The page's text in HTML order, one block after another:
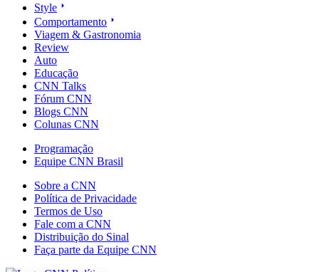
Style
Comportamento
Viagem & Gastronomia
Review
Auto
Educação
CNN Talks
Fórum CNN
Blogs CNN
Colunas CNN
Programação
Equipe CNN Brasil
Sobre a CNN
Política de Privacidade
Termos de Uso
Fale com a CNN
Distribuição do Sinal
Faça parte da Equipe CNN